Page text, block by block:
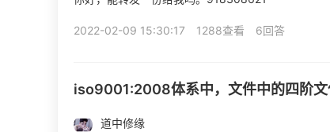
2022-02-09 15:30:17 1288查看 6回答
iso9001:2008体系中，文件中的四阶
道中修缘